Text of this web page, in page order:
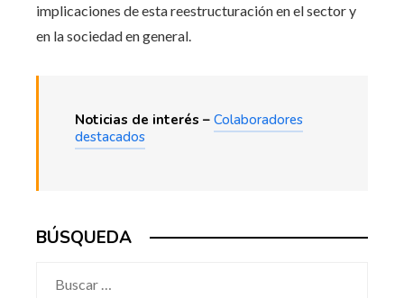
implicaciones de esta reestructuración en el sector y
en la sociedad en general.
Noticias de interés – Colaboradores
destacados
BÚSQUEDA